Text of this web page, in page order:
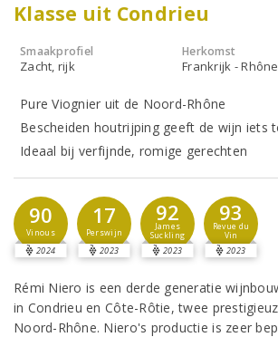
Klasse uit Condrieu
Smaakprofiel
Zacht, rijk
Herkomst
Frankrijk - Rhône
Pure Viognier uit de Noord-Rhône
Bescheiden houtrijping geeft de wijn iets
Ideaal bij verfijnde, romige gerechten
90
Vinous
2024
17
Perswijn
2023
92
James
Suckling
2023
93
Revue du
Vin
2023
Rémi Niero is een derde generatie
in Condrieu en Côte-Rôtie, twee
Noord-Rhône. Niero's productie is zeer